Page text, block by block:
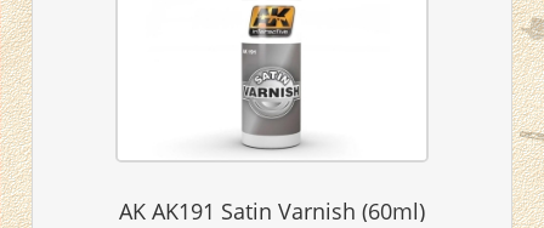
AK AK191 Satin Varnish (60ml)